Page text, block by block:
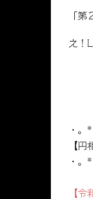
「
え！
・。
【円
・。
【